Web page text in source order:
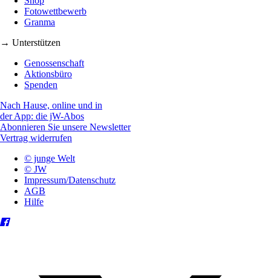
Fotowettbewerb
Granma
→ Unterstützen
Genossenschaft
Aktionsbüro
Spenden
Nach Hause, online und in
der App: die jW-Abos
Abonnieren Sie unsere Newsletter
Vertrag widerrufen
© junge Welt
© JW
Impressum/Datenschutz
AGB
Hilfe